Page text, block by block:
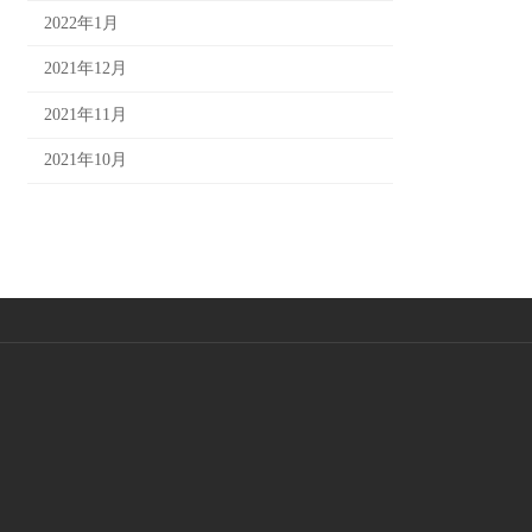
2022年1月
2021年12月
2021年11月
2021年10月